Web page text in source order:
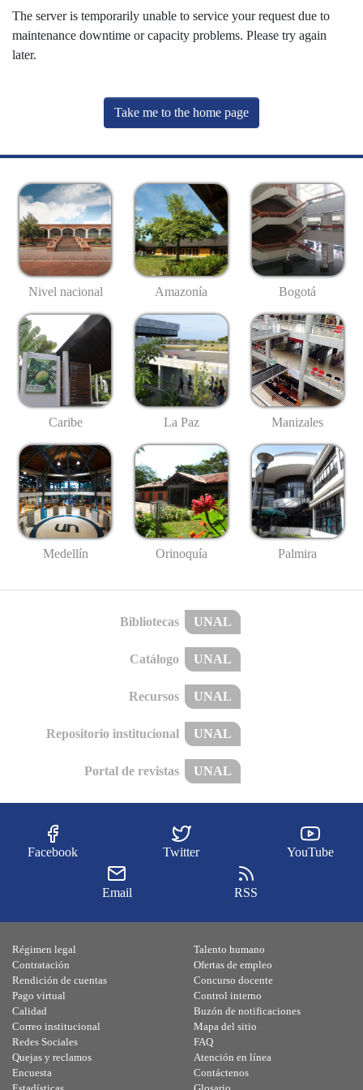
The server is temporarily unable to service your request due to
maintenance downtime or capacity problems. Please try again
later.
Take me to the home page
Nivel nacional Amazonía Bogotá
Caribe La Paz Manizales
Medellín Orinoquía Palmira
Bibliotecas UNAL
Catálogo UNAL
Recursos UNAL
Repositorio institucional UNAL
Portal de revistas UNAL
Facebook Twitter YouTube
Email RSS
Régimen legal
Contratación
Rendición de cuentas
Pago virtual
Calidad
Talento humano
Ofertas de empleo
Concurso docente
Control interno
Buzón de notificaciones
Correo institucional
Redes Sociales
Quejas y reclamos
Encuesta
Mapa del sitio
FAQ
Atención en línea
Contáctenos